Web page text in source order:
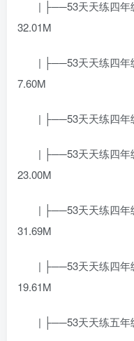
| ├──53天天练四年
32.01M
| ├──53天天练四年
7.60M
| ├──53天天练四年
| ├──53天天练四年
23.00M
| ├──53天天练四年
31.69M
| ├──53天天练四年
19.61M
| ├──53天天练五年